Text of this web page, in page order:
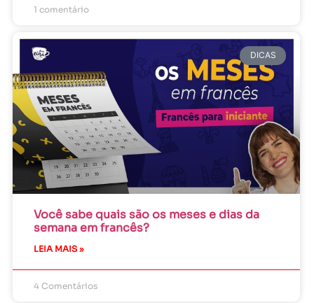
1 comentário
DICAS
Você sabe quais são os meses e dias da
semana em francês?
LEIA MAIS »
4 Comentários